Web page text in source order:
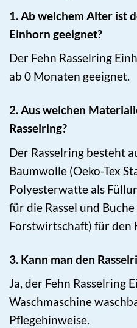
1. Ab welchem Alter ist
Einhorn geeignet?
Der Fehn Rasselring
ab 0 Monaten geeignet.
2. Aus welchen
Rasselring?
Der Rasselring besteht
Baumwolle (Oeko-Tex
Polyesterwatte als
für die Rassel und
Forstwirtschaft) für den
3. Kann man den
Ja, der Fehn Rasselring
Waschmaschine
Pflegehinweise.